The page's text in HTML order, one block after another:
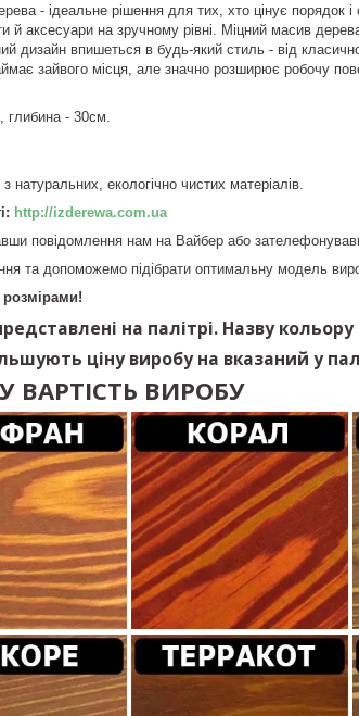
- ідеальне рішення для тих, хто цінує порядок
й аксесуари на зручному рівні. Міцний масив
дизайн впишеться в будь-який стиль - від
зайвого місця, але значно розширює робочу
глибина - 30см.
натуральних, екологічно чистих матеріалів.
http://izderewa.com.ua
повідомлення нам на Вайбер або
та допоможемо підібрати оптимальну модель
на палітрі. Назву
ціну виробу на вказаний у
ВИРОБУ